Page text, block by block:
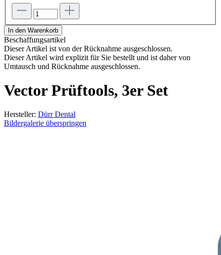
In den Warenkorb
Beschaffungsartikel
Dieser Artikel ist von der Rücknahme ausgeschlossen.
Dieser Artikel wird explizit für Sie bestellt und ist daher von
Umtausch und Rücknahme ausgeschlossen.
Vector Prüftools, 3er Set
Hersteller: Dürr Dental
Bildergalerie überspringen